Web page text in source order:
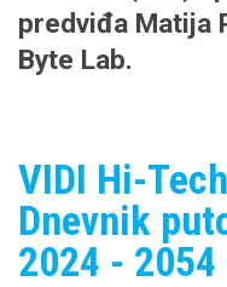
predviđa Matija
Byte Lab.
VIDI Hi-
Dnevnik
2024 - 2054